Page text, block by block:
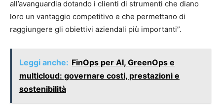
all’avanguardia dotando i clienti di strumenti che diano
loro un vantaggio competitivo e che permettano di
raggiungere gli obiettivi aziendali più importanti”.
Leggi anche: FinOps per AI, GreenOps e
multicloud: governare costi, prestazioni e
sostenibilità